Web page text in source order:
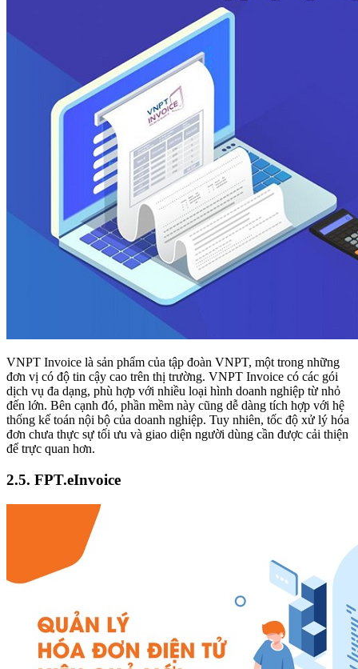
VNPT Invoice là sản phẩm của tập đoàn VNPT, một trong những
đơn vị có độ tin cậy cao trên thị trường. VNPT Invoice có các gói
dịch vụ đa dạng, phù hợp với nhiều loại hình doanh nghiệp từ nhỏ
đến lớn. Bên cạnh đó, phần mềm này cũng dễ dàng tích hợp với hệ
thống kế toán nội bộ của doanh nghiệp. Tuy nhiên, tốc độ xử lý hóa
đơn chưa thực sự tối ưu và giao diện người dùng cần được cải thiện
để trực quan hơn.
2.5. FPT.eInvoice